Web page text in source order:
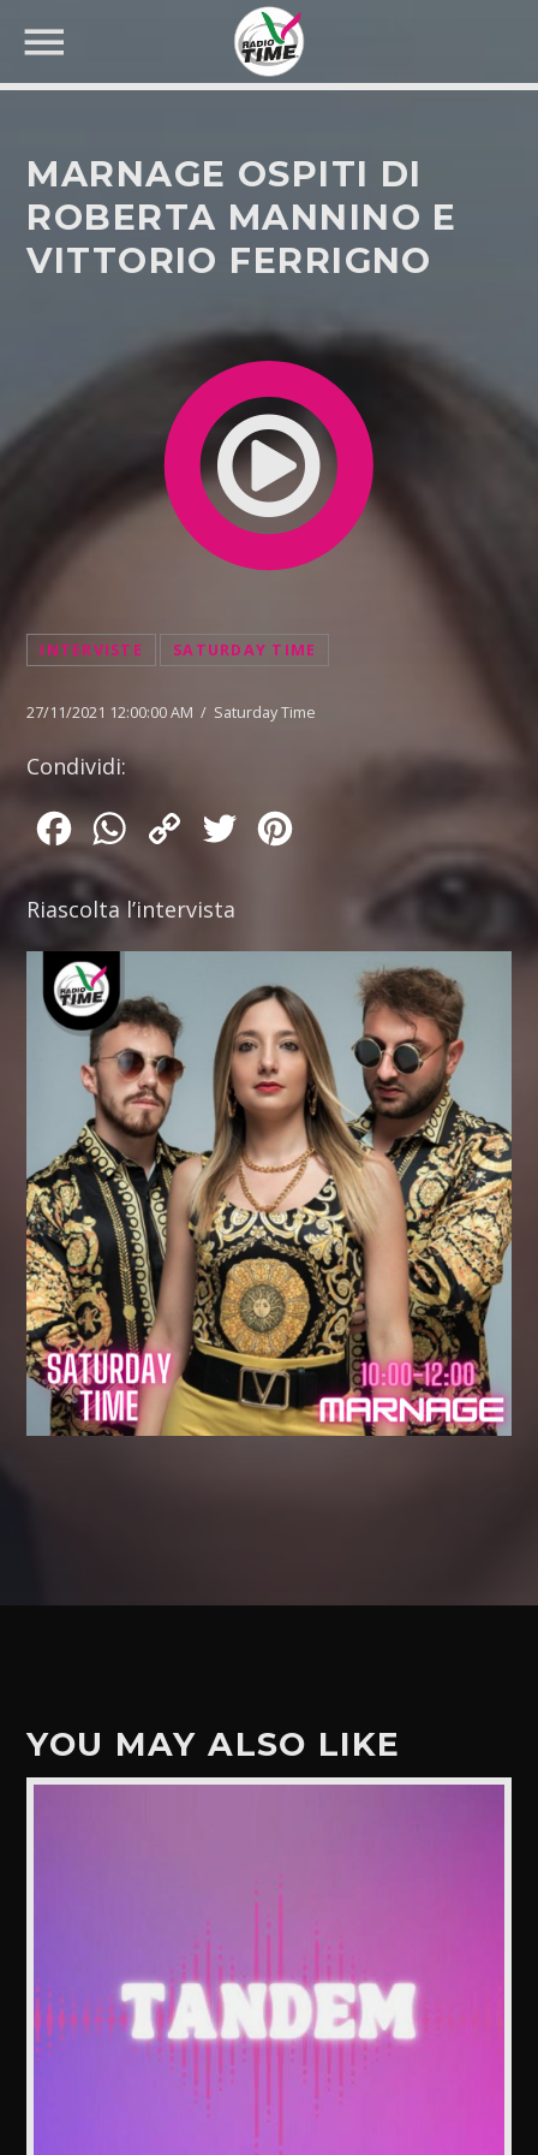
CERCA NEL SITO WEB:
MARNAGE OSPITI DI
ROBERTA MANNINO E
VITTORIO FERRIGNO
INTERVISTE SATURDAY TIME
27/11/2021 12:00:00 AM / Saturday Time
Condividi:
FacebookWhatsApp
Copy
Twitter
Riascolta l’intervista
YOU MAY ALSO LIKE